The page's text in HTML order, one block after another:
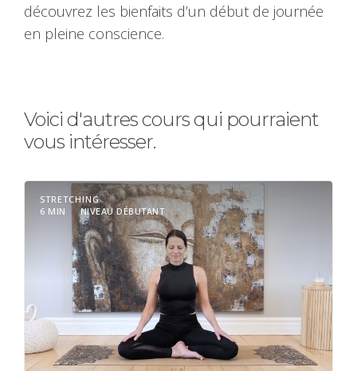
découvrez les bienfaits d’un début de journée
en pleine conscience.
Voici d'autres cours qui pourraient
vous intéresser.
STRETCHING
6 MIN
NIVEAU DÉBUTANT